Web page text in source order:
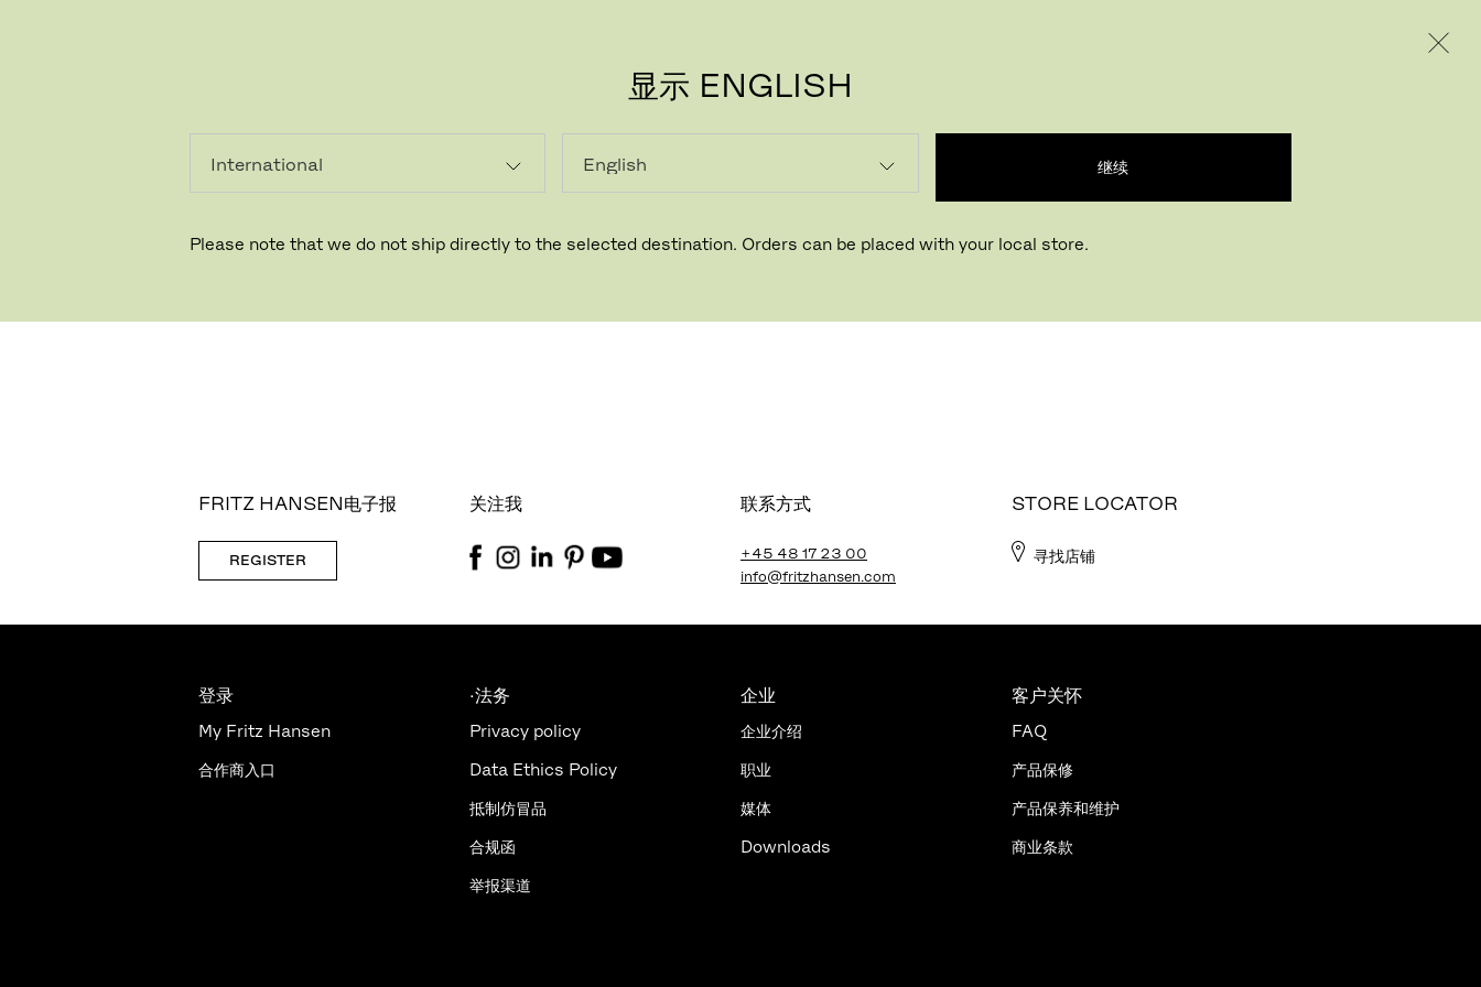
显示 ENGLISH
继续
Please note that we do not ship directly to the selected destination. Orders can be placed with your local store.
FRITZ HANSEN电子报
REGISTER
关注我 联系方式
+45 48 17 23 00
info@fritzhansen.com
STORE LOCATOR
寻找店铺
登录
My Fritz Hansen
合作商入口
·法务
Privacy policy
Data Ethics Policy
抵制仿冒品
合规函
举报渠道
企业
企业介绍
职业
媒体
Downloads
客户关怀
FAQ
产品保修
产品保养和维护
商业条款